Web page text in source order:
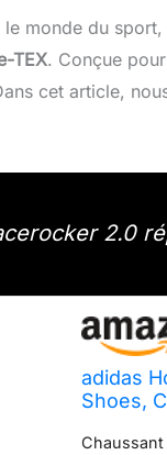
monde du sport,
TEX. Conçue
cet article,
2.0
adidas
Shoes,
Chaussant